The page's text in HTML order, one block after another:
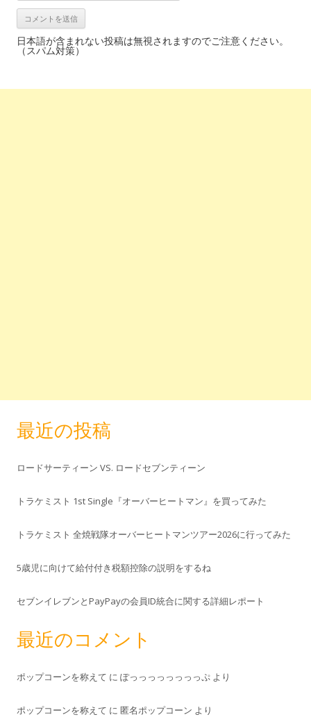
日本語が含まれない投稿は無視されますのでご注意ください。
（スパム対策）
最近の投稿
ロードサーティーン VS. ロードセブンティーン
トラケミスト 1st Single『オーバーヒートマン』を買ってみた
トラケミスト 全焼戦隊オーバーヒートマンツアー2026に行ってみた
5歳児に向けて給付付き税額控除の説明をするね
セブンイレブンとPayPayの会員ID統合に関する詳細レポート
最近のコメント
ポップコーンを称えて に ぽっっっっっっっっぷ より
ポップコーンを称えて に 匿名ポップコーン より